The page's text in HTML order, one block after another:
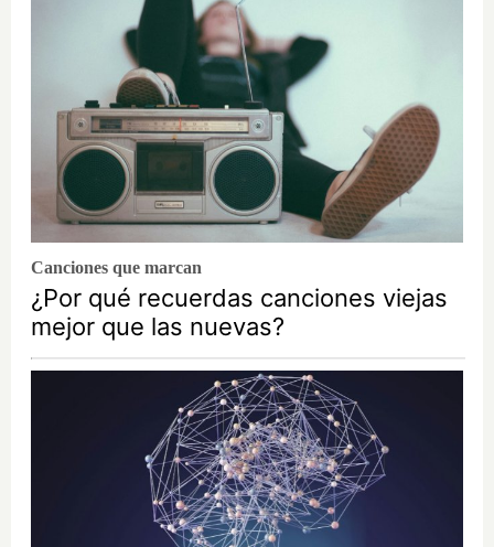
Canciones que marcan
¿Por qué recuerdas canciones viejas
mejor que las nuevas?